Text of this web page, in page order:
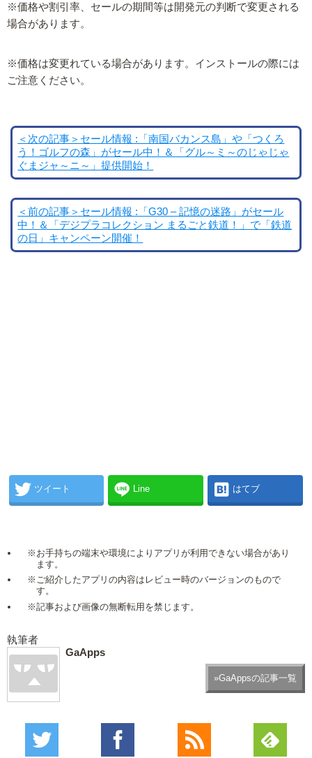
※価格や割引率、セールの期間等は開発元の判断で変更される
場合があります。
※価格は変更れている場合があります。インストールの際には
ご注意ください。
＜次の記事＞セール情報 :「南国バカンス島」や「つくろ
う！ゴルフの森」がセール中！＆「グル～ミ～のじゃじゃ
ぐまジャ～ニ～」提供開始！
＜前の記事＞セール情報 :「G30 – 記憶の迷路」がセール
中！＆「デジプラコレクション まるごと鉄道！」で「鉄道
の日」キャンペーン開催！
ツイート Line はてブ
※お手持ちの端末や環境によりアプリが利用できない場合があり
ます。
※ご紹介したアプリの内容はレビュー時のバージョンのもので
す。
※記事および画像の無断転用を禁じます。
執筆者
GaApps
»GaAppsの記事一覧